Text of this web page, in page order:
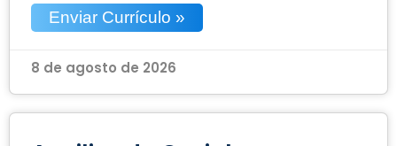
Enviar Currículo »
8 de agosto de 2026